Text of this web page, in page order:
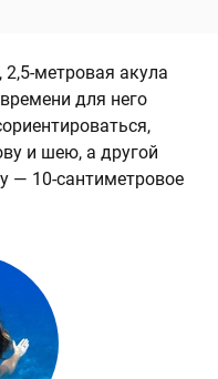
метровая акула
для него
и шею, а другой
— 10-сантиметровое